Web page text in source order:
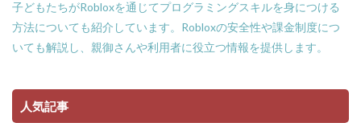
子どもたちがRobloxを通じてプログラミングスキルを身につける
方法についても紹介しています。Robloxの安全性や課金制度につ
いても解説し、親御さんや利用者に役立つ情報を提供します。
人気記事